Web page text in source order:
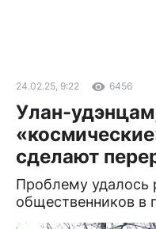
24.02.25, 9:22 6456
Улан-
сделают
Проблему удалось
общественников в